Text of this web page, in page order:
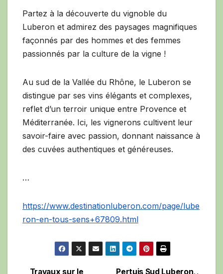
Partez à la découverte du vignoble du
Luberon et admirez des paysages magnifiques
façonnés par des hommes et des femmes
passionnés par la culture de la vigne !
Au sud de la Vallée du Rhône, le Luberon se
distingue par ses vins élégants et complexes,
reflet d’un terroir unique entre Provence et
Méditerranée. Ici, les vignerons cultivent leur
savoir-faire avec passion, donnant naissance à
des cuvées authentiques et généreuses.
…
https://www.destinationluberon.com/page/lube
ron-en-tous-sens+67809.html
Pertuis Sud Luberon
Travaux sur le